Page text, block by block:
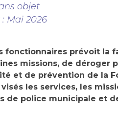
objet
Mai 2026
fonctionnaires prévoit la
missions, de déroger
et de prévention de la
les services, les
de police municipale et